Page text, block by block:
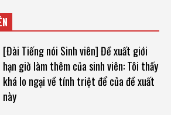
[Đài Tiếng nói Sinh viên] Đề xuất giới
hạn giờ làm thêm của sinh viên: Tôi thấy
khá lo ngại về tính triệt để của đề xuất
này